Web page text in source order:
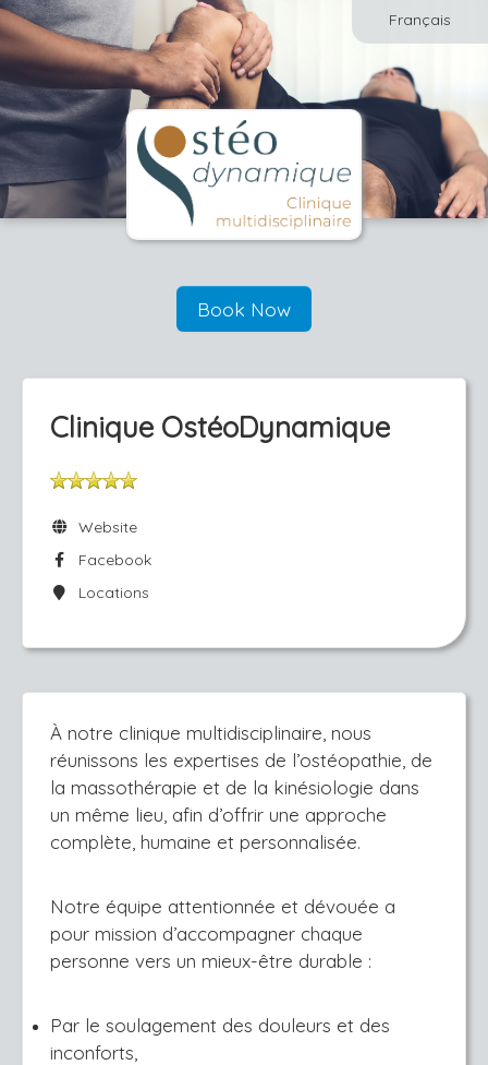
Français
Book Now
Clinique OstéoDynamique
Website
Facebook
Locations
À notre clinique multidisciplinaire, nous
réunissons les expertises de l’ostéopathie, de
la massothérapie et de la kinésiologie dans
un même lieu, afin d’offrir une approche
complète, humaine et personnalisée.
Notre équipe attentionnée et dévouée a
pour mission d’accompagner chaque
personne vers un mieux-être durable :
Par le soulagement des douleurs et des
inconforts,